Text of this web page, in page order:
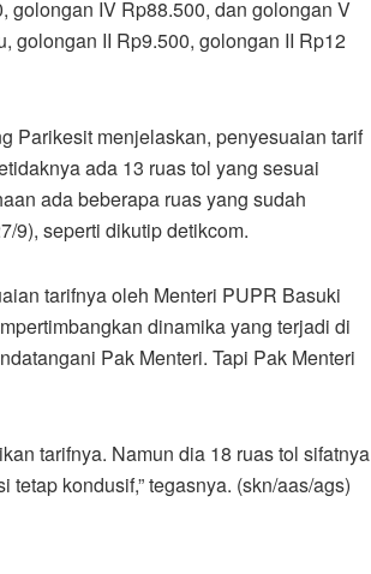
golongan IV Rp88.500, dan golongan V
golongan II Rp9.500, golongan II Rp12
Parikesit menjelaskan, penyesuaian tarif
ada 13 ruas tol yang sesuai
ada beberapa ruas yang sudah
9), seperti dikutip detikcom.
tarifnya oleh Menteri PUPR Basuki
dinamika yang terjadi di
Pak Menteri. Tapi Pak Menteri
tarifnya. Namun dia 18 ruas tol sifatnya
kondusif,” tegasnya. (skn/aas/ags)